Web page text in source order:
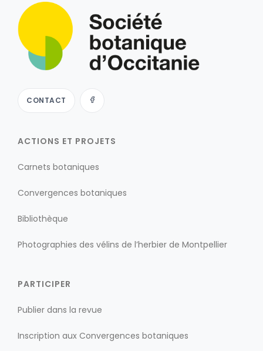
CONTACT
ACTIONS ET PROJETS
Carnets botaniques
Convergences botaniques
Bibliothèque
Photographies des vélins de l’herbier de Montpellier
PARTICIPER
Publier dans la revue
Inscription aux Convergences botaniques